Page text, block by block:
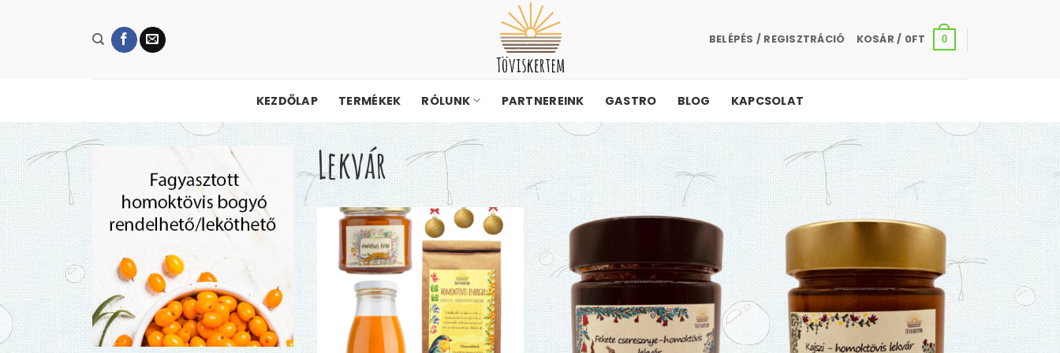
BELÉPÉS / REGISZTRÁCIÓ KOSÁR / 0FT 0
KEZDŐLAP TERMÉKEK RÓLUNK PARTNEREINK GASTRO BLOG KAPCSOLAT
Lekvár